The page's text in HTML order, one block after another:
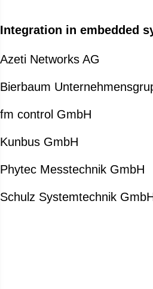
Integration in embedded
Azeti Networks AG
Bierbaum
fm control GmbH
Kunbus GmbH
Phytec Messtechnik GmbH
Schulz Systemtechnik